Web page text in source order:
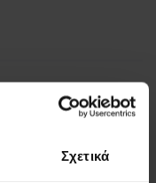
Σχετικά